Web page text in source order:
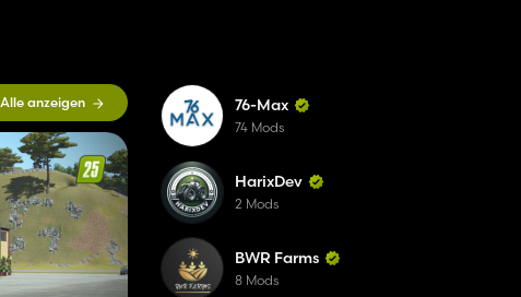
Alle anzeigen 76-Max
74 Mods
HarixDev
2 Mods
BWR Farms
8 Mods